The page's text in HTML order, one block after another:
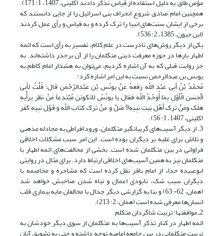
مؤمن طاق به دلیل استفاده از قیاس تذکر دادند (کلینی، 1407، 1: 171).
همچنین امام صادق شروع انحراف بنی اسرائیل را از جایی دانستند که
برخی از ایشان سنت‌های انبیا را ترک کرده و به قیاس و رأی عمل کردند
(ابن حیون، 1385، 2: 536).
یکی از دیگر روش‌های نادرست در علم کلام، تفسیر به رأی است که ائمه
اطهار بارها در حوزه معرفت دینی متکلمان را از آن برحذر داشته‌اند. به
جز روایت قبلی که به آن اشاره کردیم، می‌توان به هشدار امام کاظم به
یونس بن عبدالرحمن نسبت به این امر اشاره کرد:
مُحَمَّدُ بْنُ أَبِی عَبْدِ اللَّهِ رَفَعَهُ عَنْ یونُسَ بْنِ عَبْدِالرَّحْمَنِ قَالَ: قُلْتُ لِأَبِی
الْحَسَنِ الْأَوَّلِ بِمَا أُوَحِّدُ اللَّهَ فَقَالَ یا یونُسُ لَاتَکونَنَ‏ مُبْتَدِعاً مَنْ نَظَرَ بِرَأْیهِ
هَلَک وَمَنْ تَرَک أَهْلَ بَیتِ نَبِیهِ9 ضَلَّ وَ مَنْ تَرَک کتَابَ اللَّهِ وَ قَوْلَ نَبِیهِ کفَرَ
(کلینی، 1407، 1: 56).
3. از دیگر آسیب‌های گریبانگیر متکلمان، ورود افراطی به مجادله مذهبی
و تلاش برای غلبه بر دیگران بوده است. این امر سبب مشکلات اخلاقی
فراوانی در بین متکلمان شده است. بخشی از مخالفت‌های ائمه اطهار با
متکلمان نیز به همین آسیب‌های اخلاقی ارتباط دارد. برای مثال در روایتی
ابوعبیده حذاء از امام باقر نقل کرده است که مشاجره و مخاصمه با
دیگران سبب شک، نابودی اعمال و تباه شدن صاحبش خواهد شد
(همان، 62- 63) و بنا به گزارشی دیگر جدال با مخالفان مایه بیماری قلب
انسان‌ها معرفی شده است (همان، 2: 213).
2ـ موافقتها: تربیت شاگردان متکلم
ائمه اطهار در کنار تذکر آسیب‌ها به متکلمان از سوی دیگر خودشان به